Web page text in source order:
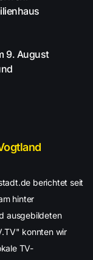
9. August
berichtet seit
hinter
ausgebildeten
konnten wir
TV-